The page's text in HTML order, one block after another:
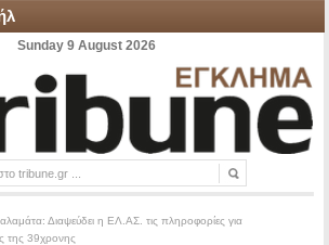
Sunday 9 August 2026
Διαψεύδει η ΕΛ.ΑΣ. τις πληροφορίες για
της 39χρονης